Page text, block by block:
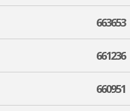
663653
661236
660951